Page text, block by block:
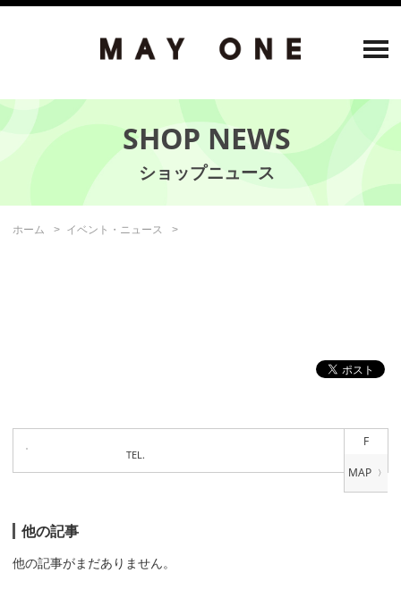
SHOP NEWS
ホーム イベント・ニュース
F
TEL.
他の記事
他の記事がまだありません。